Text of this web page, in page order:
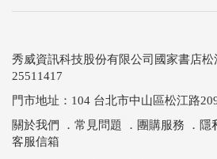
秀威資訊科技股份有限公司國家書店
25511417
門市地址：104 台北市中山區松江路
關於我們
． 常見問題 ． 團購服務 ． 隱
客服信箱